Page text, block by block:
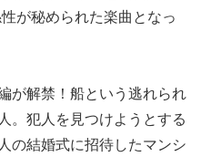
が秘められた楽曲となっ
が解禁！船という逃れられ
。犯人を見つけようとする
の結婚式に招待したマンシ